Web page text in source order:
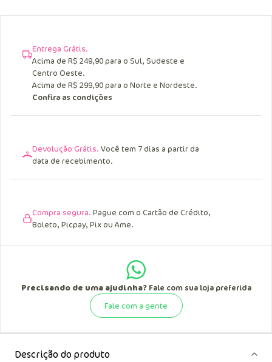
Entrega Grátis.
Acima de R$ 249,90 para o Sul, Sudeste e
Centro Oeste.
Precisando de uma ajudinha?Fale com sua loja preferida